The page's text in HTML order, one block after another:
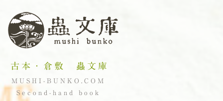
古本・倉敷 蟲文庫
MUSHI-BUNKO.COM
Second-hand book